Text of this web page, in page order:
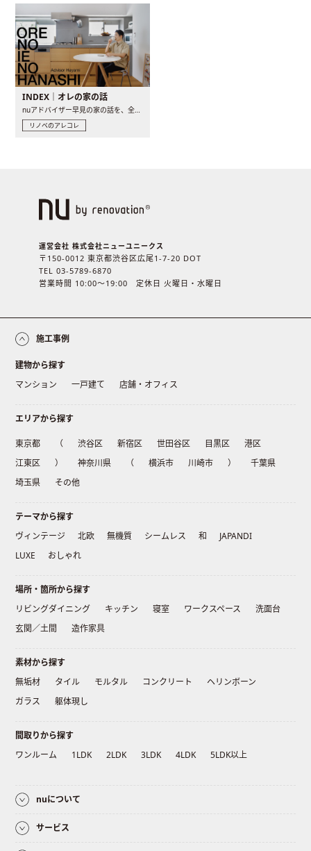
INDEX｜オレの家の話
nuアドバイザー早見の家の話を、全4話でお届け。リノベーションを..
リノベのアレコレ
運営会社 株式会社ニューユニークス
〒150-0012 東京都渋谷区広尾1-7-20 DOT
TEL 03-5789-6870
営業時間 10:00〜19:00 定休日 火曜日・水曜日
施工事例
建物から探す
マンション
一戸建て 店舗・オフィス
エリアから探す
東京都 （ 渋谷区 新宿区 世田谷区 目黒区
港区
江東区
） 神奈川県 （ 横浜市 川崎市 ）
千葉県
埼玉県
その他
テーマから探す
ヴィンテージ
北欧 無機質 シームレス 和
JAPANDI
LUXE
おしゃれ
場所・箇所から探す
リビングダイニング
キッチン 寝室 ワークスペース
洗面台
玄関／土間
造作家具
素材から探す
無垢材
タイル モルタル コンクリート
ヘリンボーン
ガラス
躯体現し
間取りから探す
ワンルーム
1LDK 2LDK 3LDK 4LDK 5LDK以上
nuについて
サービス